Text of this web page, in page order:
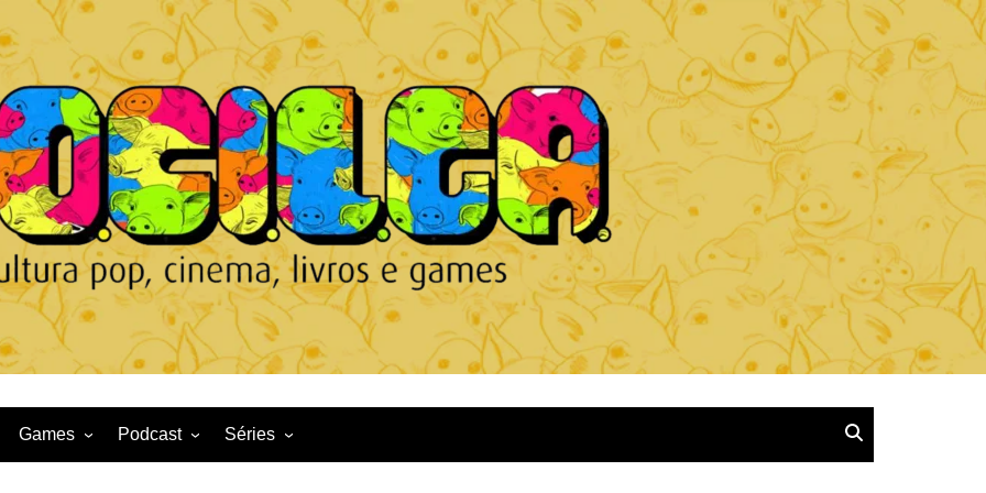
Games Podcast Séries